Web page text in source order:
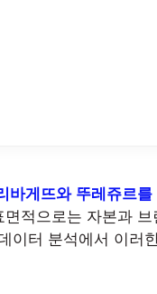
바게뜨와 뚜레쥬르
면적으로는 자본과
이터 분석에서 이러